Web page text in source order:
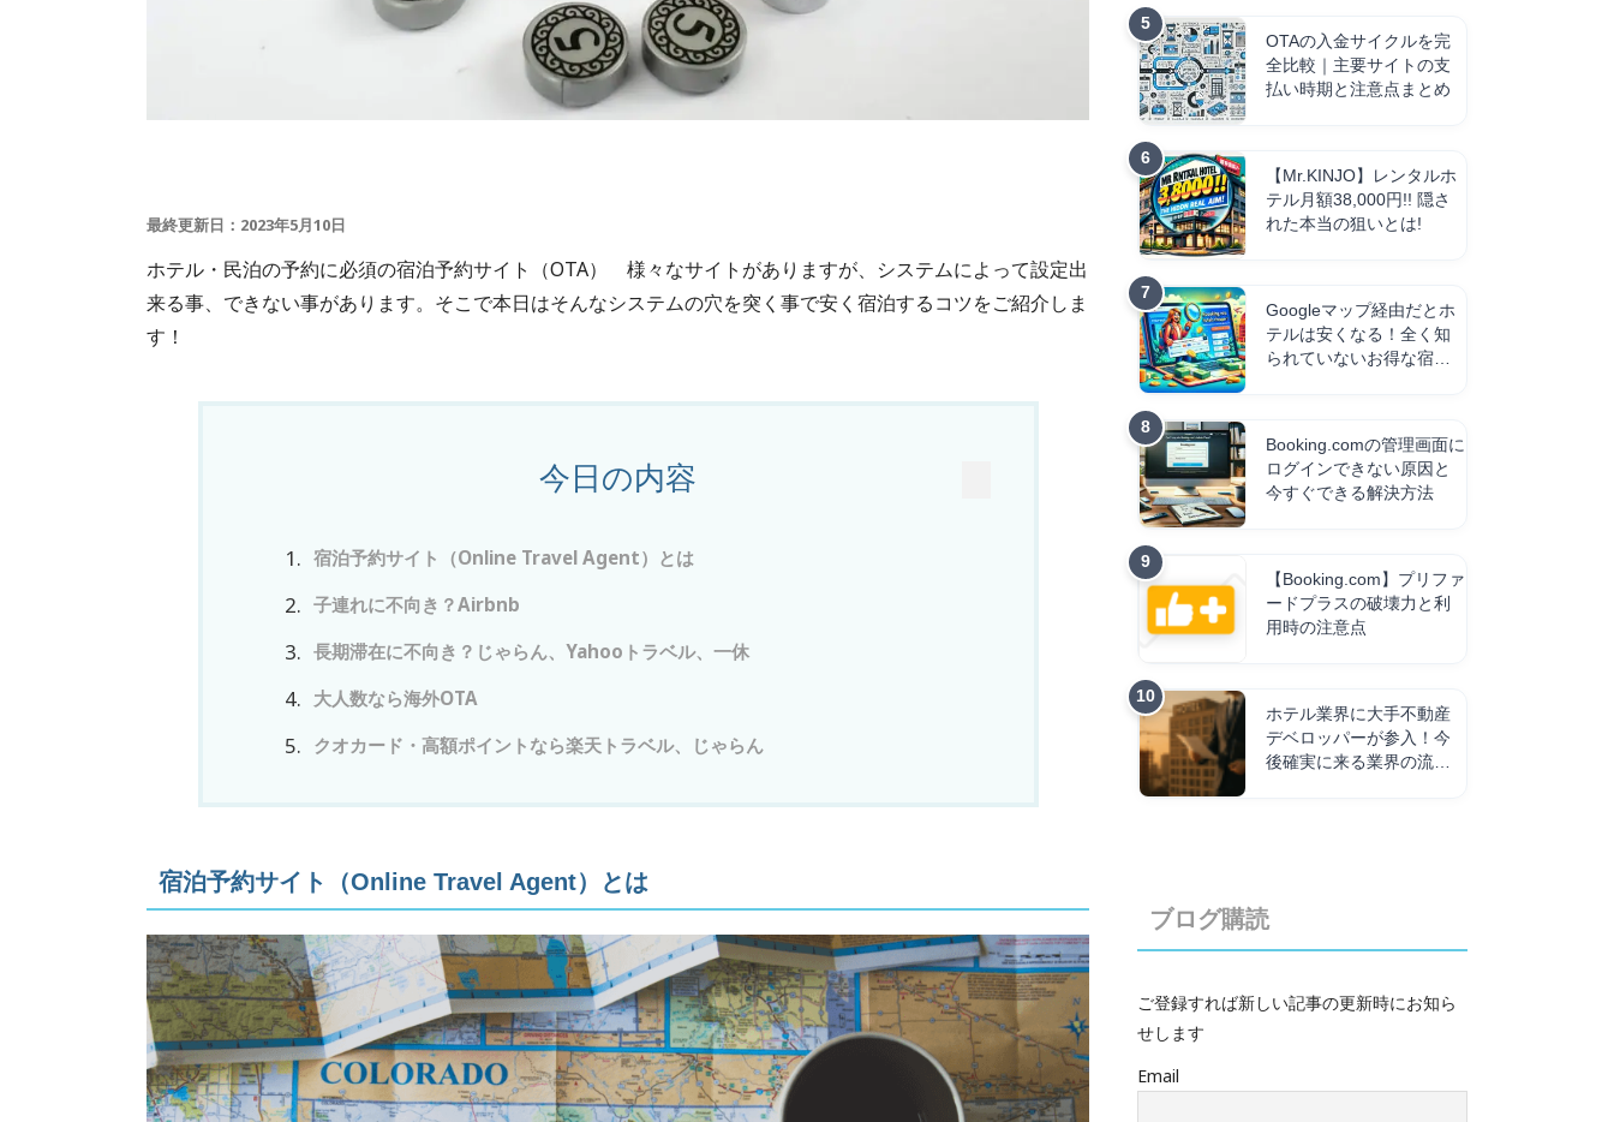
最終更新日：2023年5月10日
ホテル・民泊の予約に必須の宿泊予約サイト（OTA） 様々なサイトがありますが、システムによって設定出
来る事、できない事があります。そこで本日はそんなシステムの穴を突く事で安く宿泊するコツをご紹介しま
す！
今日の内容
宿泊予約サイト（Online Travel Agent）とは
子連れに不向き？Airbnb
長期滞在に不向き？じゃらん、Yahooトラベル、一休
大人数なら海外OTA
クオカード・高額ポイントなら楽天トラベル、じゃらん
宿泊予約サイト（Online Travel Agent）とは
OTAの入金サイクルを完
全比較｜主要サイトの支
払い時期と注意点まとめ
【Mr.KINJO】レンタルホ
テル月額38,000円!! 隠さ
れた本当の狙いとは!
Googleマップ経由だとホ
テルは安くなる！全く知
られていないお得な宿の
Booking.comの管理画面に
ログインできない原因と
今すぐできる解決方法
【Booking.com】プリファ
ードプラスの破壊力と利
用時の注意点
ホテル業界に大手不動産
デベロッパーが参入！今
後確実に来る業界の流れ
ブログ購読
ご登録すれば新しい記事の更新時にお知ら
せします
Email